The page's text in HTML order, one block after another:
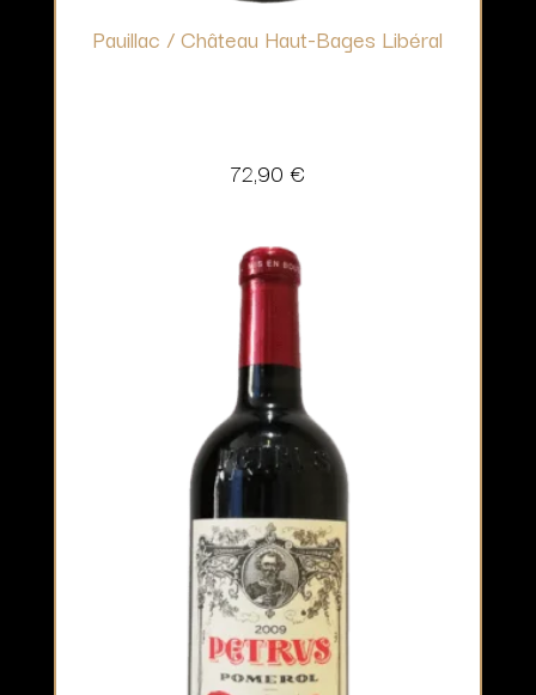
Pauillac / Château Haut-Bages Libéral
72,90 €